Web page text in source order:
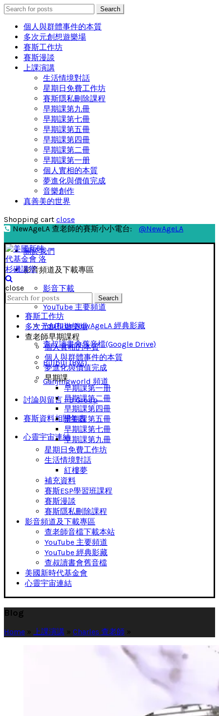
Search
for:
Search
個人與群體事件的本質
多次元創想遊樂場
賽斯工作坊
賽斯漫談
上課演講
生活情境對話
星期日免費工作坊
賽斯隱私刪除課程
早期課第九冊
早期課第七冊
早期課第五冊
早期課第四冊
早期課第二冊
早期課第一册
個人實相的本質
夢進化與價值完成
音樂創作
真善美的世界
Shopping cart close
NewAgeLA 查老師的賽斯小小電台:
@NewAgeLA
關於我們
影音頻道及下載專區
影音下載
YouTube 主要頻道
YouTube NewAgeLA 經典影藏
查叔讀書會舊音檔(Google Drive)
Bilibili (B站)
Ganjingworld 頻道
討論與留言 FB Group
賽斯資料相關年表
心靈宇宙連結
close
Search
for:
Search
賽斯工作坊
多次元創想遊樂場
查老師早期課程
個人實相的本質
個人與群體事件的本質
夢進化與價值完成
早期課
早期課第一册
早期課第二冊
早期課第四冊
早期課第五冊
早期課第七冊
早期課第九冊
星期日免費工作坊
生活情境對話
紅樓夢
補充資料
賽斯ESP學習班課程
賽斯漫談
賽斯隱私刪除課程
影音頻道及下載專區
查老師音檔下載本站
YouTube 主要頻道
YouTube 經典影藏
查叔讀書會舊音檔
美國新時代基金會
心靈宇宙連結
Blog
Home » 上課演講 » Charles 查老師 »